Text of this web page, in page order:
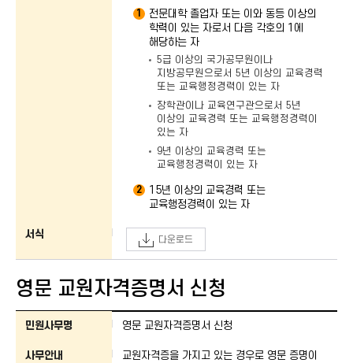
1
전문대학 졸업자 또는 이와 동등 이상의
학력이 있는 자로서 다음 각호의 1에
해당하는 자
5급 이상의 국가공무원이나
지방공무원으로서 5년 이상의 교육경력
또는 교육행정경력이 있는 자
장학관이나 교육연구관으로서 5년
이상의 교육경력 또는 교육행정경력이
있는 자
9년 이상의 교육경력 또는
교육행정경력이 있는 자
2
15년 이상의 교육경력 또는
교육행정경력이 있는 자
서식 다운로드
영문 교원자격증명서 신청
영문 교원자격증명서 신청 : 민원사무명, 사무안내, 처리부서, 신청방법, 처리
민원사무명 영문 교원자격증명서 신청
사무안내
교원자격증을 가지고 있는 경우로 영문 증명이